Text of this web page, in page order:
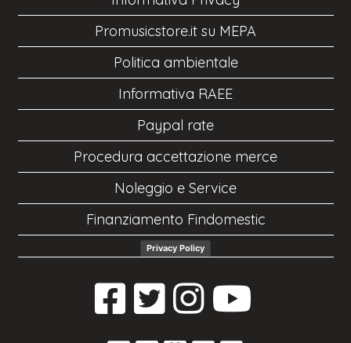
Promusicstore.it su MEPA
Politica ambientale
Informativa RAEE
Paypal rate
Procedura accettazione merce
Noleggio e Service
Finanziamento Findomestic
Privacy Policy